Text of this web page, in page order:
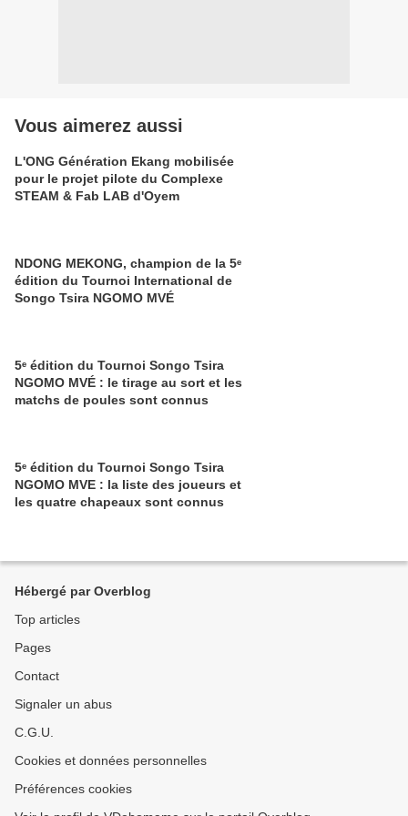
Vous aimerez aussi
L'ONG Génération Ekang mobilisée
pour le projet pilote du Complexe
STEAM & Fab LAB d'Oyem
NDONG MEKONG, champion de la 5ᵉ
édition du Tournoi International de
Songo Tsira NGOMO MVÉ
5ᵉ édition du Tournoi Songo Tsira
NGOMO MVÉ : le tirage au sort et les
matchs de poules sont connus
5ᵉ édition du Tournoi Songo Tsira
NGOMO MVE : la liste des joueurs et
les quatre chapeaux sont connus
Hébergé par Overblog
Top articles
Pages
Contact
Signaler un abus
C.G.U.
Cookies et données personnelles
Préférences cookies